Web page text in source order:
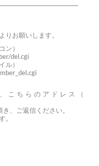
りお願いします。
ン）
del.cgi
ル）
こちらのアドレス（
、ご返信ください。
。